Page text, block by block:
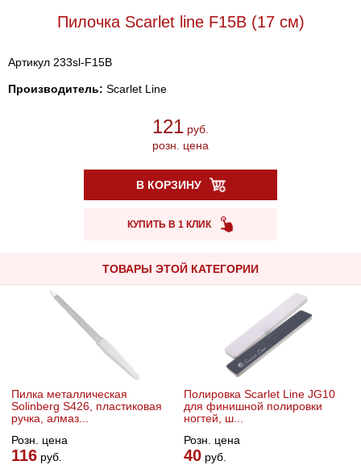
Пилочка Scarlet line F15B (17 см)
Артикул 233sl-F15B
Производитель: Scarlet Line
121 руб.
розн. цена
В КОРЗИНУ
КУПИТЬ В 1 КЛИК
ТОВАРЫ ЭТОЙ КАТЕГОРИИ
Пилка металлическая
Solinberg S426, пластиковая
ручка, алмаз...
Розн. цена
116руб.
Полировка Scarlet Line JG10
для финишной полировки
ногтей, ш...
Розн. цена
40 руб.